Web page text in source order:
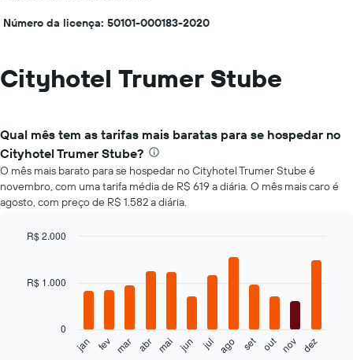
Número da licença: 50101-000183-2020
Cityhotel Trumer Stube
Qual mês tem as tarifas mais baratas para se hospedar no
Cityhotel Trumer Stube?
O mês mais barato para se hospedar no Cityhotel Trumer Stube é
novembro, com uma tarifa média de R$ 619 a diária. O mês mais caro é
agosto, com preço de R$ 1.582 a diária.
with
12
jan fev mar abr mai jun jul ago set out nov dez
0
R$ 1.000
R$ 2.000